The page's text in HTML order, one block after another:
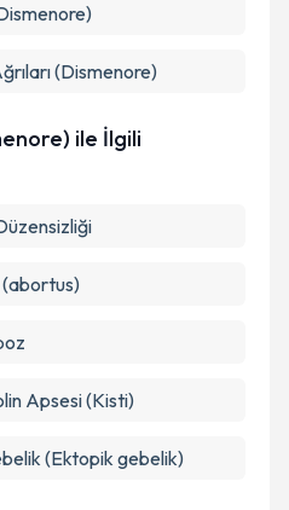
(Dismenore)
ile İlgili
Apsesi (Kisti)
(Ektopik gebelik)